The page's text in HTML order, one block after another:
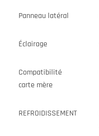
Panneau latéral
Éclairage
Compatibilité
carte mère
REFROIDISSEMENT